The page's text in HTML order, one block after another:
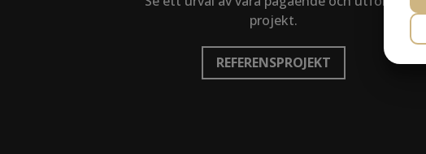
projekt.
REFERENSPROJEKT